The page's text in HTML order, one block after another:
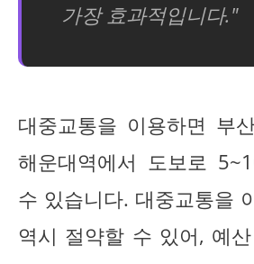
가장 효과적입니다."
대중교통을 이용하면 부
해운대역에서 도보로
수 있습니다. 대중교통을
역시 절약할 수 있어, 예